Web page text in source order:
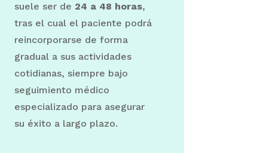
suele ser de 24 a 48 horas,
tras el cual el paciente podrá
reincorporarse de forma
gradual a sus actividades
cotidianas, siempre bajo
seguimiento médico
especializado para asegurar
su éxito a largo plazo.